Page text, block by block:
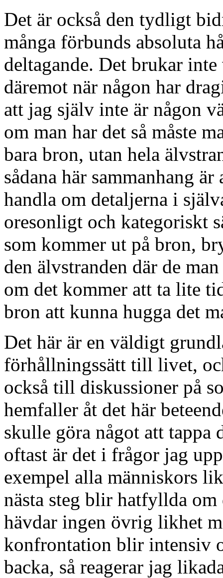
Det är också den tydligt
många förbunds absoluta
deltagande. Det brukar
däremot när någon har
att jag själv inte är någon
om man har det så måste
bara bron, utan hela
sådana här sammanhang
handla om detaljerna i
oresonligt och kategoriskt
som kommer ut på bron,
den älvstranden där de
om det kommer att ta lite
bron att kunna hugga det
Det här är en väldigt
förhållningssätt till livet,
också till diskussioner på
hemfaller åt det här
skulle göra något att tappa
oftast är det i frågor jag
exempel alla människors
nästa steg blir hatfyllda om
hävdar ingen övrig likhet
konfrontation blir intensiv
backa, så reagerar jag